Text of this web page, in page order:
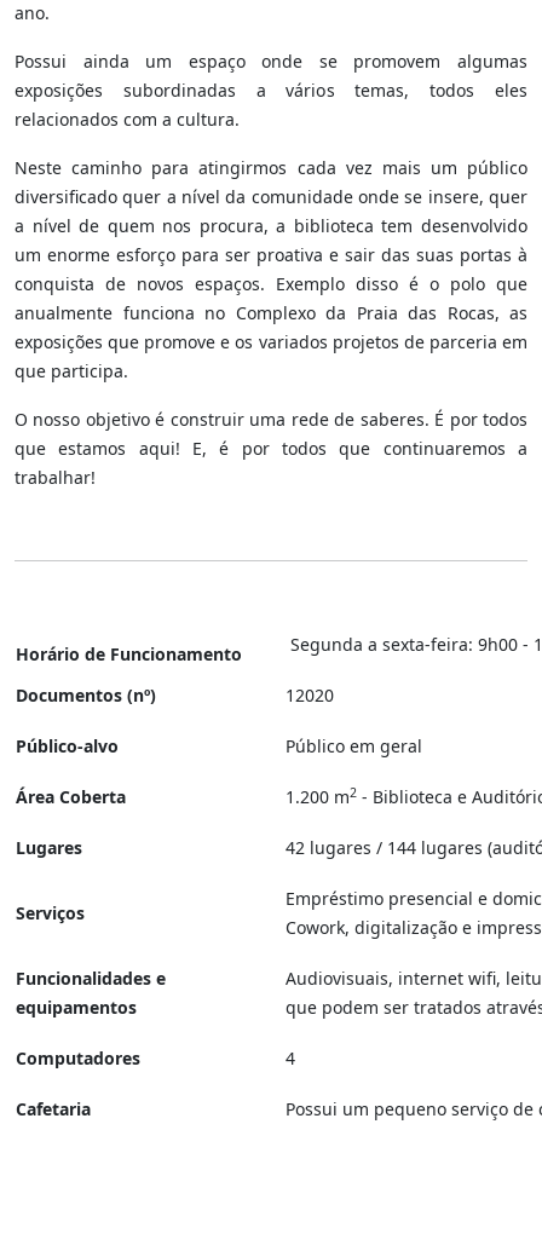
ano.
Possui ainda um espaço onde se promovem algumas
exposições subordinadas a vários temas, todos eles
relacionados com a cultura.
Neste caminho para atingirmos cada vez mais um público
diversificado quer a nível da comunidade onde se insere, quer
a nível de quem nos procura, a biblioteca tem desenvolvido
um enorme esforço para ser proativa e sair das suas portas à
conquista de novos espaços. Exemplo disso é o polo que
anualmente funciona no Complexo da Praia das Rocas, as
exposições que promove e os variados projetos de parceria em
que participa.
O nosso objetivo é construir uma rede de saberes. É por todos
que estamos aqui! E, é por todos que continuaremos a
trabalhar!
Horário de Funcionamento Segunda a sexta-feira: 9h00 -
Documentos (nº) 12020
Público-alvo Público em geral
Área Coberta 1.200 m2 - Biblioteca e
Lugares 42 lugares / 144 lugares
Serviços
Empréstimo presencial e
Cowork, digitalização e
Funcionalidades e
equipamentos
Audiovisuais, internet wifi,
que podem ser tratados
Computadores 4
Cafetaria Possui um pequeno serviço de